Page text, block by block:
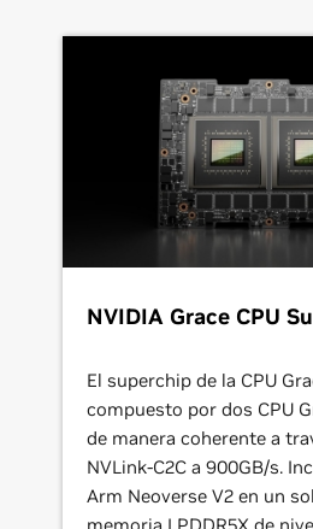
NVIDIA Grace CPU
El superchip de la CPU
compuesto por dos CPU
de manera coherente a
NVLink-C2C a 900GB/s.
Arm Neoverse V2 en un